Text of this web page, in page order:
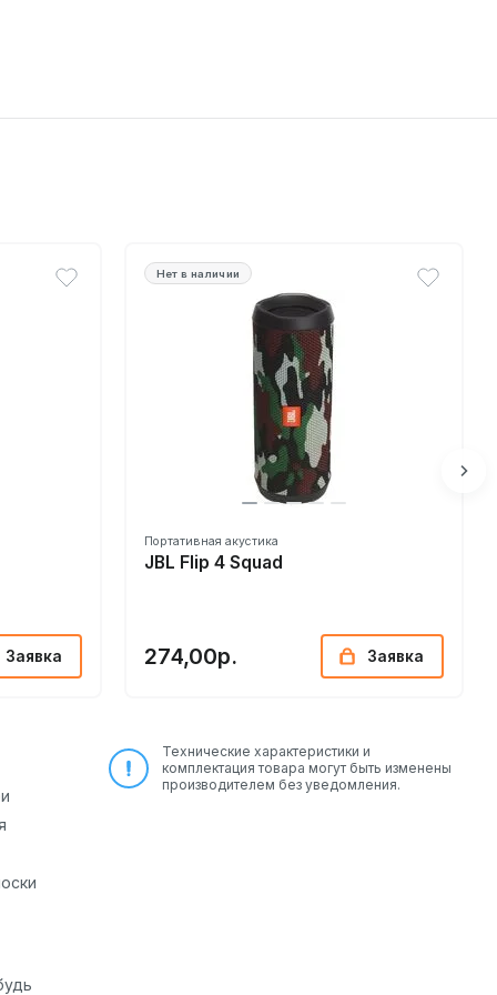
Заявка
Нет в наличии
Портативная акустика
JBL Flip 4 Squad
274,00р. Заявка
Технические характеристики и
комплектация товара могут быть изменены
производителем без уведомления.